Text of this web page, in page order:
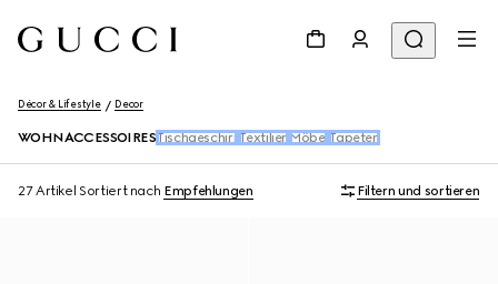
Décor & Lifestyle Decor
WOHNACCESSOIRES Tischgeschirr Textilien Möbel Tapeten
27 Artikel Sortiert nach Empfehlungen Filtern und sortieren